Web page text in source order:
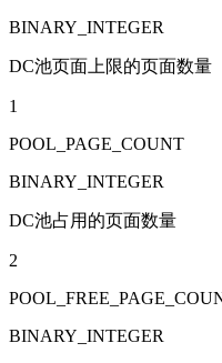
BINARY_INTEGER
DC池页面上限的页面数量
1
POOL_PAGE_COUNT
BINARY_INTEGER
DC池占用的页面数量
2
BINARY_INTEGER